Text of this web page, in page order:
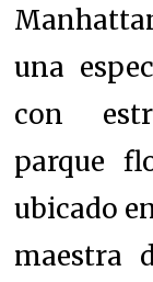
una
con
parque
ubicado
maestra